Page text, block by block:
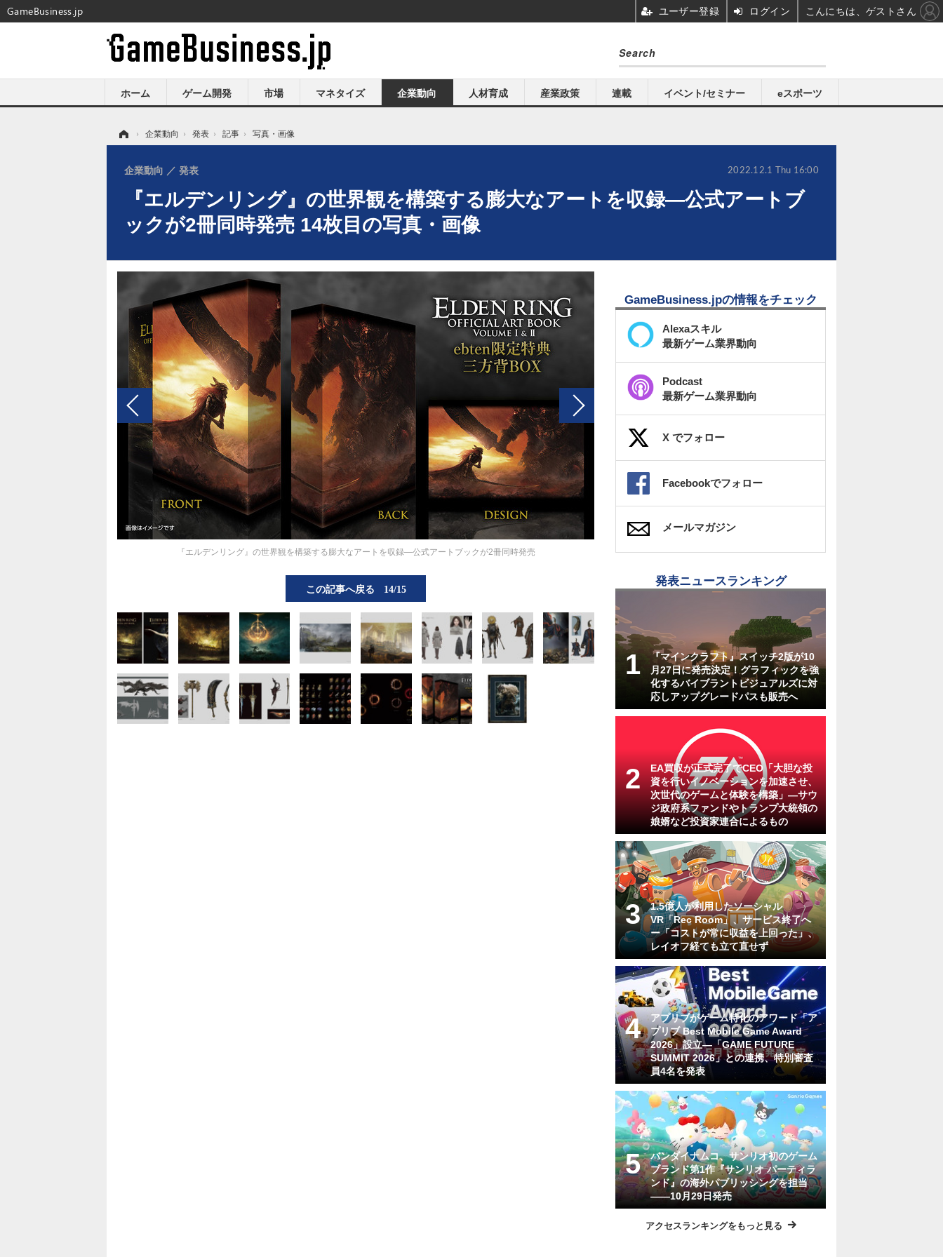
ホーム ゲーム開発 市場 マネタイズ 企業動向 人材育成 産業政策 連載 イベント/セミナー eスポーツ
› 企業動向 › 発表 › 記事 › 写真・画像
『エルデンリング』の世界観を構築する膨大なアートを収録―公式アートブ
ックが2冊同時発売 14枚目の写真・画像
企業動向 発表 2022.12.1 Thu 16:00
『エルデンリング』の世界観を構築する膨大なアートを収録―公式アートブックが2冊同時発売
この記事へ戻る 14/15
GameBusiness.jpの情報をチェック
Alexaスキル
最新ゲーム業界動向
Podcast
最新ゲーム業界動向
X でフォロー
Facebookでフォロー
メールマガジン
発表ニュースランキング
『マインクラフト』スイッチ2版が10
月27日に発売決定！グラフィックを強
化するバイブラントビジュアルズに対
応しアップグレードパスも販売へ
EA買収が正式完了でCEO「大胆な投
資を行いイノベーションを加速させ、
次世代のゲームと体験を構築」―サウ
ジ政府系ファンドやトランプ大統領の
娘婿など投資家連合によるもの
1.5億人が利用したソーシャル
VR「Rec Room」、サービス終了へ
ー「コストが常に収益を上回った」、
レイオフ経ても立て直せず
アプリブがゲーム特化のアワード「ア
プリブ Best Mobile Game Award
2026」設立―「GAME FUTURE
SUMMIT 2026」との連携、特別審査
員4名を発表
バンダイナムコ、サンリオ初のゲーム
ブランド第1作『サンリオ パーティラ
ンド』の海外パブリッシングを担当
——10月29日発売
アクセスランキングをもっと見る
GameBusiness.jp ユーザー登録 ログイン こんにちは、ゲストさん